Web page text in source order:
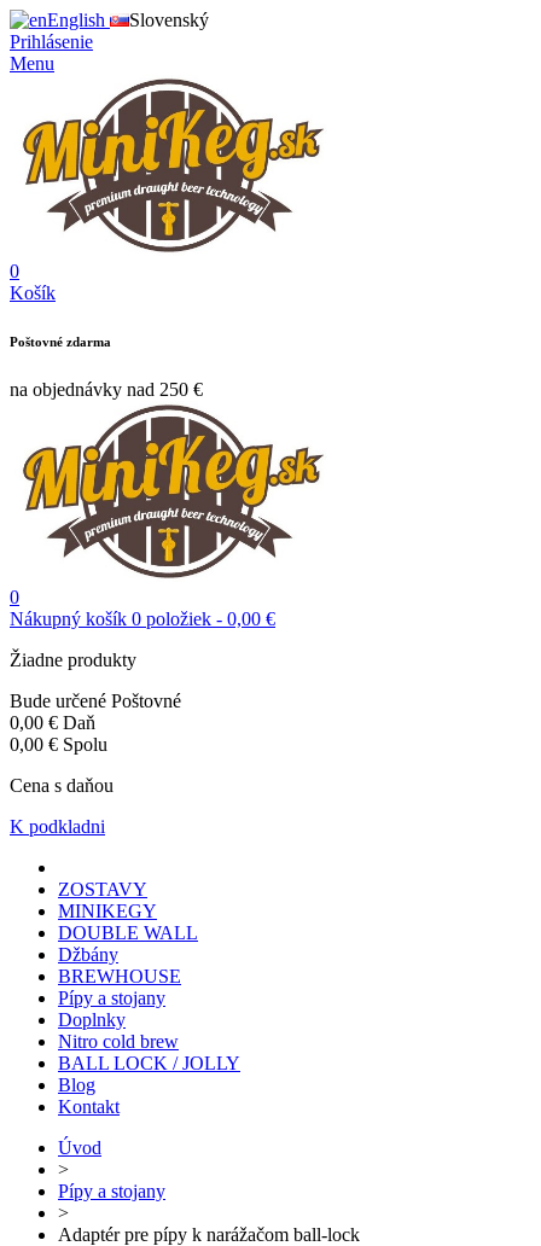
English
Slovenský
Prihlásenie
Menu
0
Košík
Poštovné zdarma
na objednávky nad 250 €
0
Nákupný košík 0 položiek - 0,00 €
Žiadne produkty
Bude určené Poštovné
0,00 € Daň
0,00 € Spolu
Cena s daňou
K podkladni
ZOSTAVY
MINIKEGY
DOUBLE WALL
Džbány
BREWHOUSE
Pípy a stojany
Doplnky
Nitro cold brew
BALL LOCK / JOLLY
Blog
Kontakt
Úvod
>
Pípy a stojany
>
Adaptér pre pípy k narážačom ball-lock